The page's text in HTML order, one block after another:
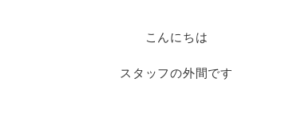
こんにちは
スタッフの外間です